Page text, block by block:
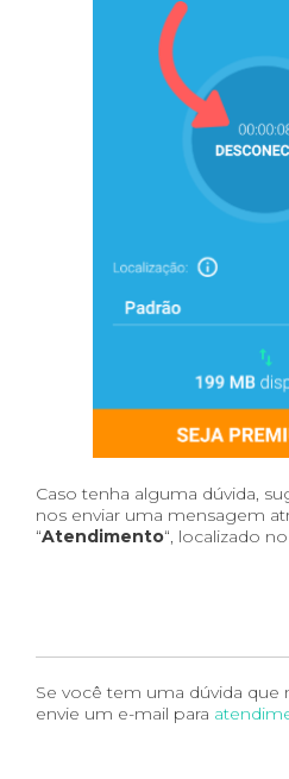
Caso tenha alguma dúvida,
nos enviar uma mensagem
“Atendimento“, localizado
Se você tem uma dúvida que
envie um e-mail para